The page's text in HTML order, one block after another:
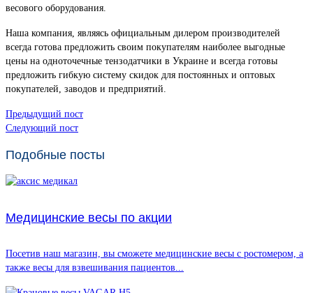
весового оборудования.
Наша компания, являясь официальным дилером производителей
всегда готова предложить своим покупателям наиболее выгодные
цены на одноточечные тензодатчики в Украине и всегда готовы
предложить гибкую систему скидок для постоянных и оптовых
покупателей, заводов и предприятий.
Предыдущий пост
Следующий пост
Подобные посты
Медицинские весы по акции
Посетив наш магазин, вы сможете медицинские весы с ростомером, а
также весы для взвешивания пациентов...